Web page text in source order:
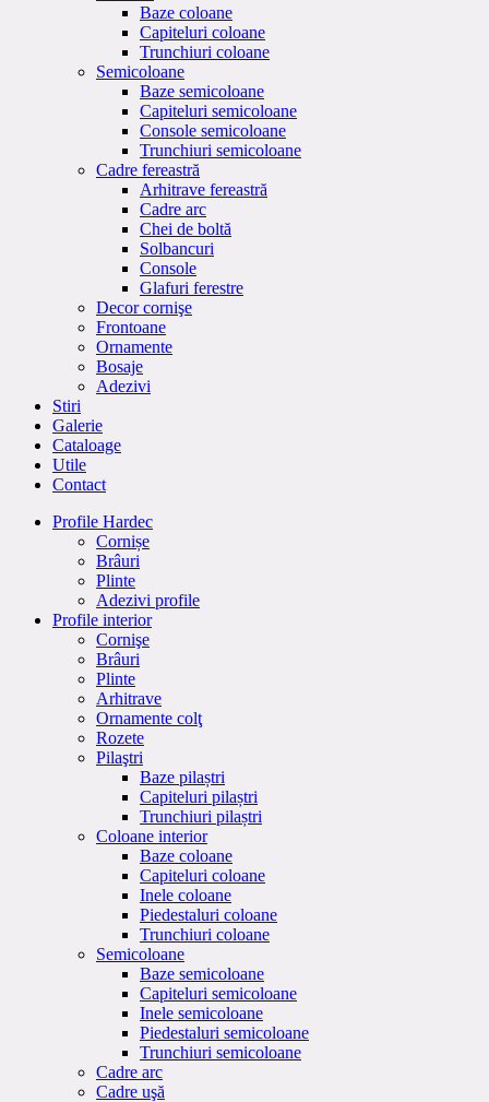
Baze coloane
Capiteluri coloane
Trunchiuri coloane
Semicoloane
Baze semicoloane
Capiteluri semicoloane
Console semicoloane
Trunchiuri semicoloane
Cadre fereastră
Arhitrave fereastră
Cadre arc
Chei de boltă
Solbancuri
Console
Glafuri ferestre
Decor cornişe
Frontoane
Ornamente
Bosaje
Adezivi
Stiri
Galerie
Cataloage
Utile
Contact
Profile Hardec
Cornișe
Brâuri
Plinte
Adezivi profile
Profile interior
Cornişe
Brâuri
Plinte
Arhitrave
Ornamente colţ
Rozete
Pilaştri
Baze pilaștri
Capiteluri pilaștri
Trunchiuri pilaștri
Coloane interior
Baze coloane
Capiteluri coloane
Inele coloane
Piedestaluri coloane
Trunchiuri coloane
Semicoloane
Baze semicoloane
Capiteluri semicoloane
Inele semicoloane
Piedestaluri semicoloane
Trunchiuri semicoloane
Cadre arc
Cadre uşă